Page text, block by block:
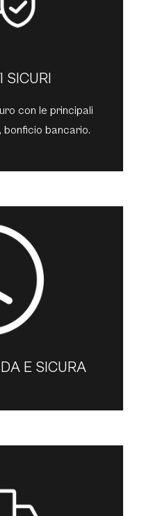
SICURI
con le principali
bonficio bancario.
E SICURA